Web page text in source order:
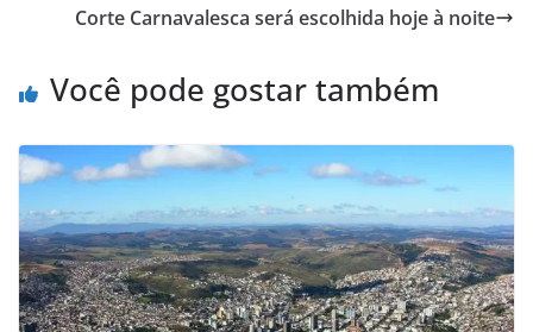
Corte Carnavalesca será escolhida hoje à noite
Você pode gostar também